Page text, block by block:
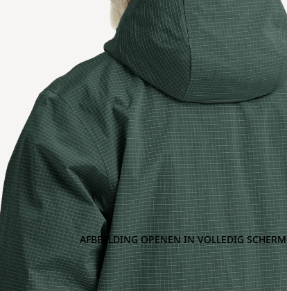
AFBEELDING OPENEN IN VOLLEDIG SCHERM